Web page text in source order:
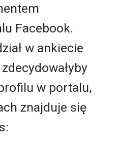
Facebook.
w ankiecie
w portalu,
znajduje się